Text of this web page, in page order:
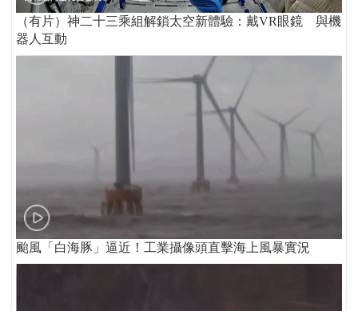
（有片）神二十三乘組解鎖太空新體驗：戴VR眼鏡 與機
器人互動
颱風「白海豚」逼近！工業攝像頭直擊海上風暴實況